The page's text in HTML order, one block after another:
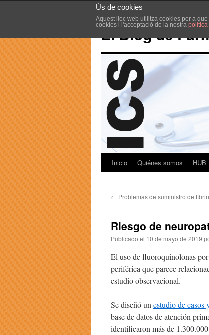
Ús de cookies
Aquest lloc web utilitza cookies per a
cookies i l'acceptació de la nostra
El Blog de
Inicio Quiénes somos HUB
← Problemas de suministro de
Riesgo de
Publicado el 10 de mayo de 2019
El uso de fluoroquinolonas
periférica que parece
estudio observacional.
Se diseñó un estudio de casos
base de datos de atención
identificaron más de